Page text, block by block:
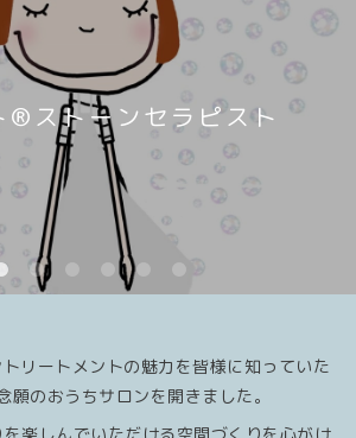
®️ストーンセラピスト
リートメントの魅力を皆様に知っていた
願のおうちサロンを開きました。
楽しんでいただける空間づくりを心がけ